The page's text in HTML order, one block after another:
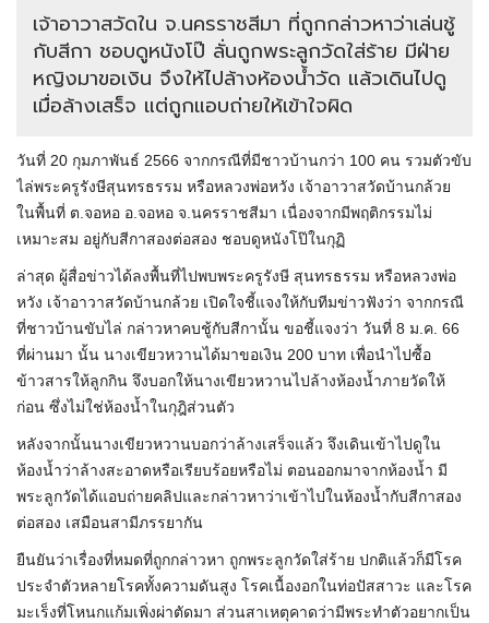
เจ้าอาวาสวัดใน จ.นครราชสีมา ที่ถูกกล่าวหาว่าเล่นชู้
กับสีกา ชอบดูหนังโป๊ ลั่นถูกพระลูกวัดใส่ร้าย มีฝ่าย
หญิงมาขอเงิน จึงให้ไปล้างห้องน้ำวัด แล้วเดินไปดู
เมื่อล้างเสร็จ แต่ถูกแอบถ่ายให้เข้าใจผิด
วันที่ 20 กุมภาพันธ์ 2566 จากกรณีที่มีชาวบ้านกว่า 100 คน รวมตัวขับ
ไล่พระครูรังษีสุนทรธรรม หรือหลวงพ่อหวัง เจ้าอาวาสวัดบ้านกล้วย
ในพื้นที่ ต.จอหอ อ.จอหอ จ.นครราชสีมา เนื่องจากมีพฤติกรรมไม่
เหมาะสม อยู่กับสีกาสองต่อสอง ชอบดูหนังโป๊ในกุฏิ
ล่าสุด ผู้สื่อข่าวได้ลงพื้นที่ไปพบพระครูรังษี สุนทรธรรม หรือหลวงพ่อ
หวัง เจ้าอาวาสวัดบ้านกล้วย เปิดใจชี้แจงให้กับทีมข่าวฟังว่า จากกรณี
ที่ชาวบ้านขับไล่ กล่าวหาคบชู้กับสีกานั้น ขอชี้แจงว่า วันที่ 8 ม.ค. 66
ที่ผ่านมา นั้น นางเขียวหวานได้มาขอเงิน 200 บาท เพื่อนำไปซื้อ
ข้าวสารให้ลูกกิน จึงบอกให้นางเขียวหวานไปล้างห้องน้ำภายวัดให้
ก่อน ซึ่งไม่ใช่ห้องน้ำในกุฎิส่วนตัว
หลังจากนั้นนางเขียวหวานบอกว่าล้างเสร็จแล้ว จึงเดินเข้าไปดูใน
ห้องน้ำว่าล้างสะอาดหรือเรียบร้อยหรือไม่ ตอนออกมาจากห้องน้ำ มี
พระลูกวัดได้แอบถ่ายคลิปและกล่าวหาว่าเข้าไปในห้องน้ำกับสีกาสอง
ต่อสอง เสมือนสามีภรรยากัน
ยืนยันว่าเรื่องที่หมดที่ถูกกล่าวหา ถูกพระลูกวัดใส่ร้าย ปกติแล้วก็มีโรค
ประจำตัวหลายโรคทั้งความดันสูง โรคเนื้องอกในท่อปัสสาวะ และโรค
มะเร็งที่โหนกแก้มเพิ่งผ่าตัดมา ส่วนสาเหตุคาดว่ามีพระทำตัวอยากเป็น